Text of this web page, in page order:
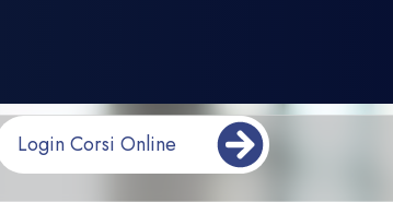
Login Corsi Online